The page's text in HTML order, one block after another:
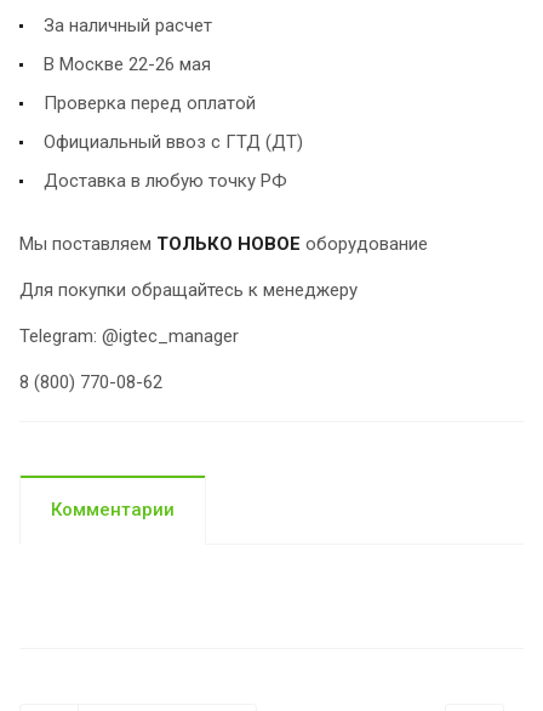
За наличный расчет
В Москве 22-26 мая
Проверка перед оплатой
Официальный ввоз с ГТД (ДТ)
Доставка в любую точку РФ
Мы поставляем ТОЛЬКО НОВОЕ оборудование
Для покупки обращайтесь к менеджеру
Telegram: @igtec_manager
8 (800) 770-08-62
Комментарии